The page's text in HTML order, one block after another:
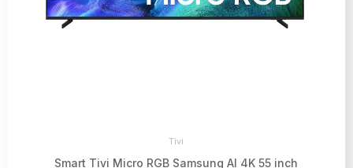
Tivi
Smart Tivi Micro RGB Samsung AI 4K 55 inch